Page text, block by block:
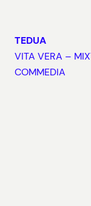
TEDUA
VITA VERA –
COMMEDIA